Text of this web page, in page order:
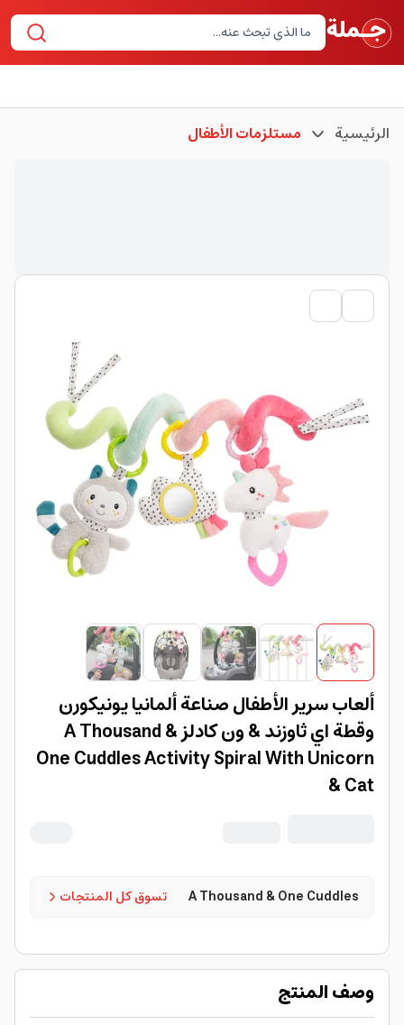
الرئيسية مستلزمات الأطفال
ألعاب سرير الأطفال صناعة ألمانيا يونيكورن
وقطة اي ثاوزند & ون كادلز A Thousand &
One Cuddles Activity Spiral With Unicorn
& Cat
تسوق كل المنتجات A Thousand & One Cuddles
وصف المنتج